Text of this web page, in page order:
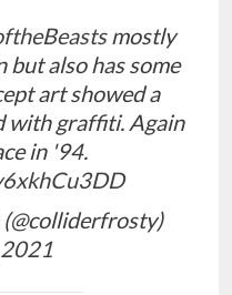
mostly
but also has some
art showed a
with graffiti. Again
in '94.